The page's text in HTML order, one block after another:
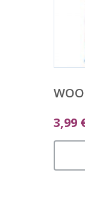
3,99